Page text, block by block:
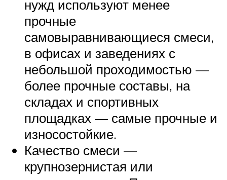
нужд используют менее
прочные
самовыравнивающиеся смеси,
в офисах и заведениях с
небольшой проходимостью —
более прочные составы, на
складах и спортивных
площадках — самые прочные и
износостойкие.
Качество смеси —
крупнозернистая или